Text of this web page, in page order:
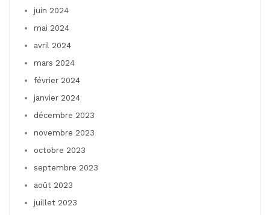
juin 2024
mai 2024
avril 2024
mars 2024
février 2024
janvier 2024
décembre 2023
novembre 2023
octobre 2023
septembre 2023
août 2023
juillet 2023